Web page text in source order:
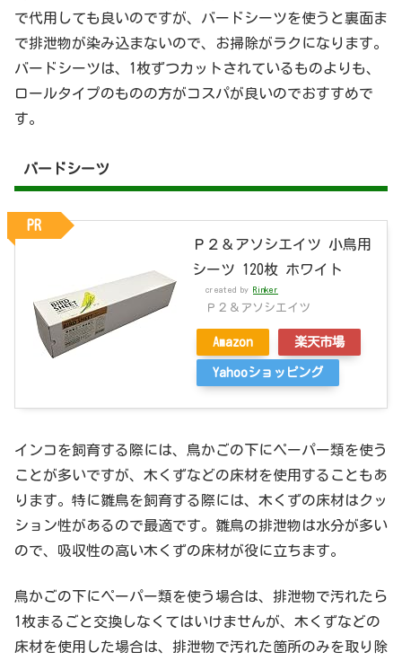
で代用しても良いのですが、バードシーツを使うと裏面ま
で排泄物が染み込まないので、お掃除がラクになります。
バードシーツは、1枚ずつカットされているものよりも、
ロールタイプのものの方がコスパが良いのでおすすめで
す。
バードシーツ
Ｐ２＆アソシエイツ 小鳥用
シーツ 120枚 ホワイト
created by Rinker
Ｐ２＆アソシエイツ
Amazon 楽天市場
Yahooショッピング
PR
インコを飼育する際には、鳥かごの下にペーパー類を使う
ことが多いですが、木くずなどの床材を使用することもあ
ります。特に雛鳥を飼育する際には、木くずの床材はクッ
ション性があるので最適です。雛鳥の排泄物は水分が多い
ので、吸収性の高い木くずの床材が役に立ちます。
鳥かごの下にペーパー類を使う場合は、排泄物で汚れたら
1枚まるごと交換しなくてはいけませんが、木くずなどの
床材を使用した場合は、排泄物で汚れた箇所のみを取り除